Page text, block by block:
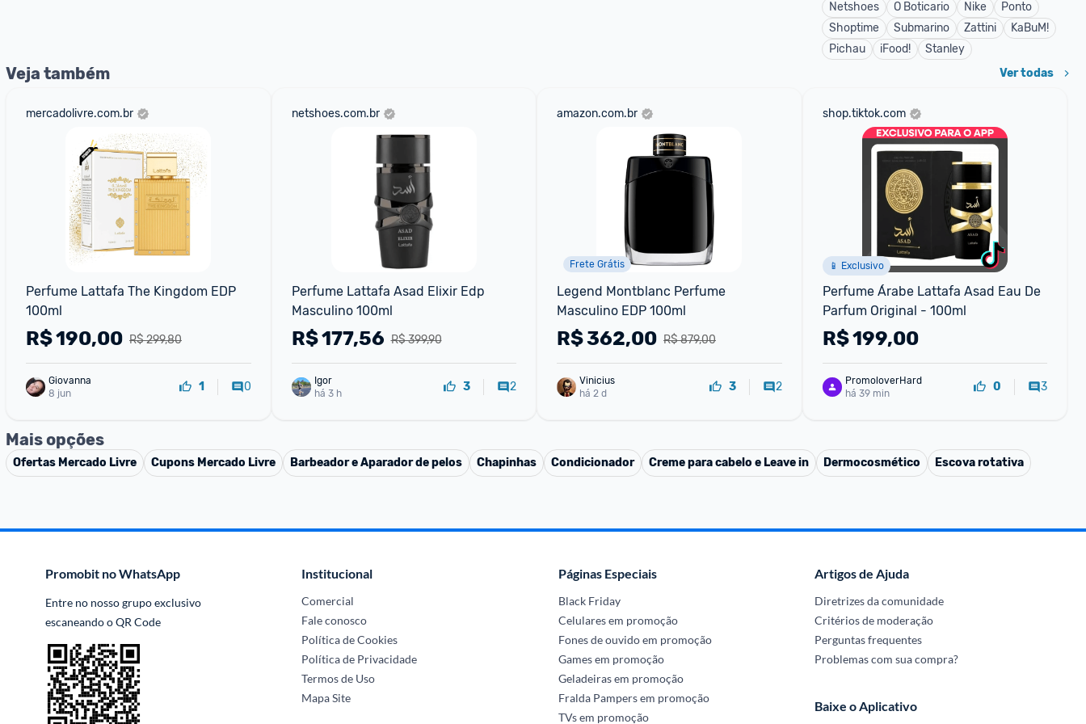
Netshoes
O Boticario Nike
Ponto
Shoptime
Submarino Zattini
KaBuM!
Pichau
iFood! Stanley
Veja também Ver todas
mercadolivre.com.br
Perfume Lattafa The Kingdom EDP
100ml
R$ 299,80
R$190,00
Giovanna
8 jun
1 0
netshoes.com.br
Perfume Lattafa Asad Elixir Edp
Masculino 100ml
R$ 399,90
R$177,56
Igor
há 3 h
3 2
amazon.com.br
Frete Grátis
Legend Montblanc Perfume
Masculino EDP 100ml
R$ 879,00
R$362,00
Vinicius
há 2 d
3 2
shop.tiktok.com
📱 Exclusivo
Perfume Árabe Lattafa Asad Eau De
Parfum Original - 100ml
R$199,00
PromoloverHard
há 39 min
0 3
Mais opções
Ofertas Mercado Livre Cupons Mercado Livre Barbeador e Aparador de pelos Chapinhas Condicionador Creme para cabelo e Leave in Dermocosmético Escova rotativa
Promobit no WhatsApp
Entre no nosso grupo exclusivo
escaneando o QR Code
Institucional
Comercial
Fale conosco
Política de Cookies
Política de Privacidade
Termos de Uso
Mapa Site
Páginas Especiais
Black Friday
Celulares em promoção
Fones de ouvido em promoção
Games em promoção
Geladeiras em promoção
Fralda Pampers em promoção
TVs em promoção
Artigos de Ajuda
Diretrizes da comunidade
Critérios de moderação
Perguntas frequentes
Problemas com sua compra?
Baixe o Aplicativo